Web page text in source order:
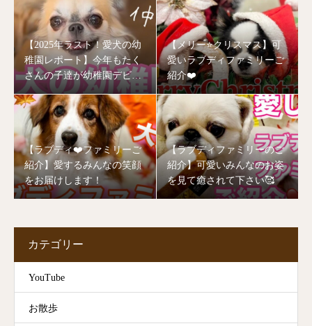
【2025年ラスト！愛犬の幼
稚園レポート】今年もたく
さんの子達が幼稚園デビュ
ーしました🥰
【メリー⭐️クリスマス】可
愛いラブディファミリーご
紹介❤️
【ラブディ❤️ファミリーご
紹介】愛するみんなの笑顔
をお届けします！
【ラブディファミリーのご
紹介】可愛いみんなのお姿
を見て癒されて下さい🥰
カテゴリー
YouTube
お散歩